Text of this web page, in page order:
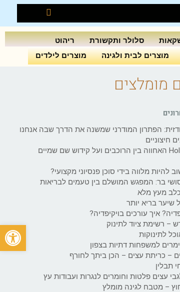
סלולר ותקשורת
ריהוט
מוצרים לבית ולגינה מוצרים לילדים
מומלצים
הפתרון המודרני שמשנה את הדרך שבה אנחנו
חיצוניים
Holy Riders האחווה בין הרוכבים ועל קידוש שם שמיים
להיות מלווה בידי סוכן פנסיוני מקצועי?
בר: המפגש המושלם בין טעמים לבריאות
מעץ מלא
שיער בריא יותר
איך עורכים בויקיפדיה?
– רשימת ציוד לתינוק
לתינוקות
למשפחות דתיות בצפון
– כריתת עצים – הכן ביתך לחורף
תבלין
עצים פלטות וחומרים לנגרות ועבודות עץ
– מטבח לגינה מומלץ